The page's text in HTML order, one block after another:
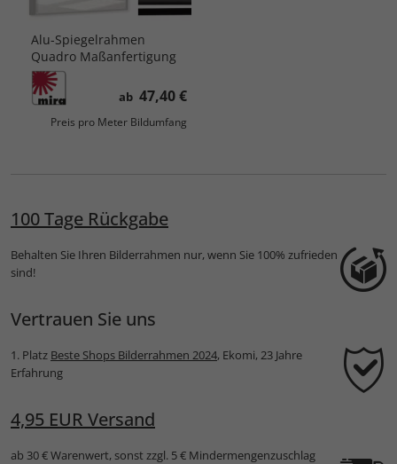
Alu-Spiegelrahmen
Quadro Maßanfertigung
ab 47,40 €
Preis pro Meter Bildumfang
100 Tage Rückgabe
Behalten Sie Ihren Bilderrahmen nur, wenn Sie 100% zufrieden
sind!
Vertrauen Sie uns
1. Platz Beste Shops Bilderrahmen 2024, Ekomi, 23 Jahre
Erfahrung
4,95 EUR Versand
ab 30 € Warenwert, sonst zzgl. 5 € Mindermengenzuschlag